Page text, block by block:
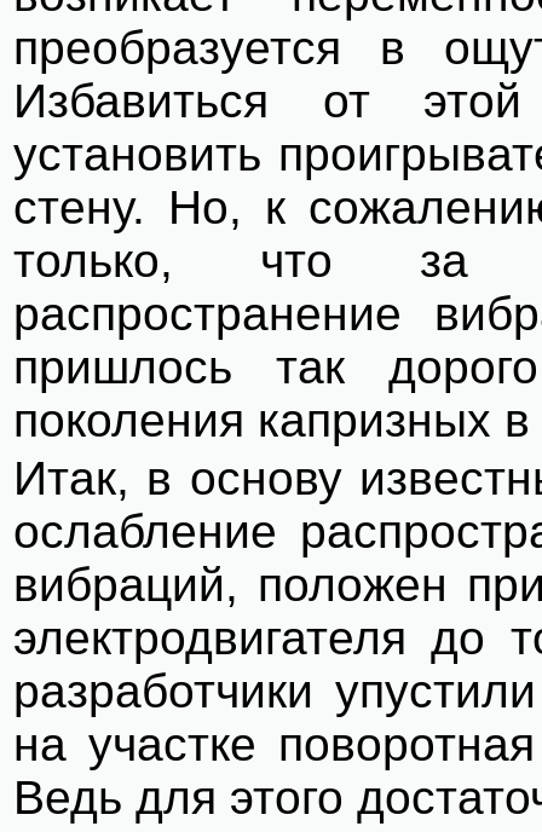
преобразуется в
Избавиться от
установить
стену. Но, к
только, что за
распространение
пришлось так
поколения капризных
Итак, в основу
ослабление
вибраций, положен
электродвигателя
разработчики
на участке
Ведь для этого